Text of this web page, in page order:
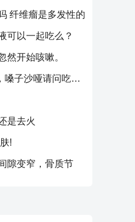
纤维瘤是多发性的
可以一起吃么？
然开始咳嗽。
你好，鼻炎犯了，鼻子不通，嗓子沙哑请问吃什么药比较好？
是去火
!
隙变窄，骨质节